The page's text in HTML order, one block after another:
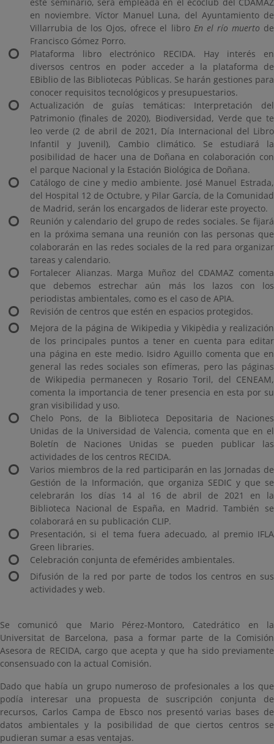
en noviembre. Víctor Manuel Luna, del Ayuntamiento de
Villarrubia de los Ojos, ofrece el libro En el río muerto de
Francisco Gómez Porro.
Plataforma libro electrónico RECIDA. Hay interés en
diversos centros en poder acceder a la plataforma de
EBiblio de las Bibliotecas Públicas. Se harán gestiones para
conocer requisitos tecnológicos y presupuestarios.
Actualización de guías temáticas: Interpretación del
Patrimonio (finales de 2020), Biodiversidad, Verde que te
leo verde (2 de abril de 2021, Día Internacional del Libro
Infantil y Juvenil), Cambio climático. Se estudiará la
posibilidad de hacer una de Doñana en colaboración con
el parque Nacional y la Estación Biológica de Doñana.
Catálogo de cine y medio ambiente. José Manuel Estrada,
del Hospital 12 de Octubre, y Pilar García, de la Comunidad
de Madrid, serán los encargados de liderar este proyecto.
Reunión y calendario del grupo de redes sociales. Se fijará
en la próxima semana una reunión con las personas que
colaborarán en las redes sociales de la red para organizar
tareas y calendario.
Fortalecer Alianzas. Marga Muñoz del CDAMAZ comenta
que debemos estrechar aún más los lazos con los
periodistas ambientales, como es el caso de APIA.
Revisión de centros que estén en espacios protegidos.
Mejora de la página de Wikipedia y Vikipèdia y realización
de los principales puntos a tener en cuenta para editar
una página en este medio. Isidro Aguillo comenta que en
general las redes sociales son efímeras, pero las páginas
de Wikipedia permanecen y Rosario Toril, del CENEAM,
comenta la importancia de tener presencia en esta por su
gran visibilidad y uso.
Chelo Pons, de la Biblioteca Depositaria de Naciones
Unidas de la Universidad de Valencia, comenta que en el
Boletín de Naciones Unidas se pueden publicar las
actividades de los centros RECIDA.
Varios miembros de la red participarán en las Jornadas de
Gestión de la Información, que organiza SEDIC y que se
celebrarán los días 14 al 16 de abril de 2021 en la
Biblioteca Nacional de España, en Madrid. También se
colaborará en su publicación CLIP.
Presentación, si el tema fuera adecuado, al premio IFLA
Green libraries.
Celebración conjunta de efemérides ambientales.
Difusión de la red por parte de todos los centros en sus
actividades y web.
Se comunicó que Mario Pérez-Montoro, Catedrático en la
Universitat de Barcelona, pasa a formar parte de la Comisión
Asesora de RECIDA, cargo que acepta y que ha sido previamente
consensuado con la actual Comisión.
Dado que había un grupo numeroso de profesionales a los que
podía interesar una propuesta de suscripción conjunta de
recursos, Carlos Campa de Ebsco nos presentó varias bases de
datos ambientales y la posibilidad de que ciertos centros se
pudieran sumar a esas ventajas.